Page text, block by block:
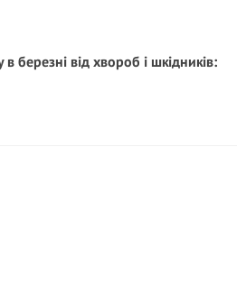
березні від хвороб і шкідників: